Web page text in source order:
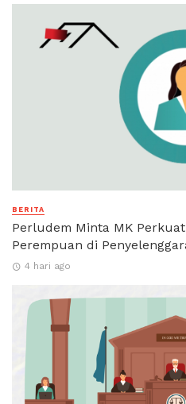
BERITA
Perludem Minta MK
Perempuan di
4 hari ago